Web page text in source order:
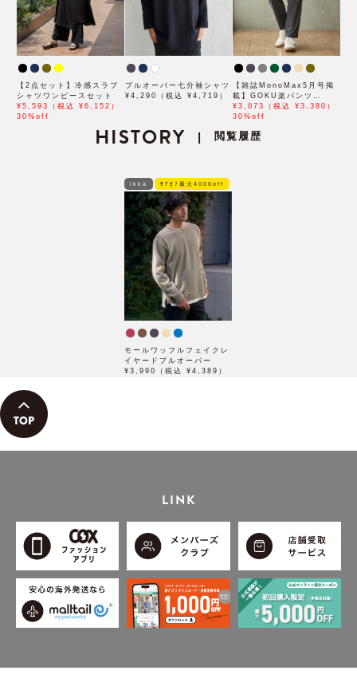
【2点セット】冷感スラブ
シャツワンピースセット
¥5,593（税込 ¥6,152）
30%off
プルオーバー七分袖シャツ
¥4,290（税込 ¥4,719）
【雑誌MonoMax5月号掲
載】GOKU楽パンツ
EASY STRETCH 冷感ア
ンクル【接触冷感】「小泉
¥3,073（税込 ¥3,380）
30%off
HISTORY | 閲覧履歴
ikka ﾓｱｵﾌ最大4000off
モールワッフルフェイクレ
イヤードプルオーバー
¥3,990（税込 ¥4,389）
LINK